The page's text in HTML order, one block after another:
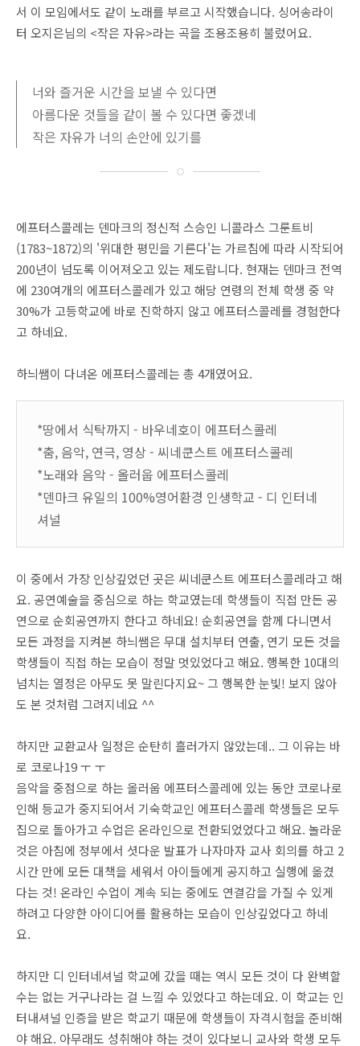
서 이 모임에서도 같이 노래를 부르고 시작했습니다. 싱어송라이
터 오지은님의 <작은 자유>라는 곡을 조용조용히 불렀어요.
너와 즐거운 시간을 보낼 수 있다면
아름다운 것들을 같이 볼 수 있다면 좋겠네
작은 자유가 너의 손안에 있기를
에프터스콜레는 덴마크의 정신적 스승인 니콜라스 그룬트비
(1783~1872)의 '위대한 평민을 기른다'는 가르침에 따라 시작되어
200년이 넘도록 이어져오고 있는 제도랍니다. 현재는 덴마크 전역
에 230여개의 에프터스콜레가 있고 해당 연령의 전체 학생 중 약
30%가 고등학교에 바로 진학하지 않고 에프터스콜레를 경험한다
고 하네요.
하늬쌤이 다녀온 에프터스콜레는 총 4개였어요.
*땅에서 식탁까지 - 바우네호이 에프터스콜레
*춤, 음악, 연극, 영상 - 씨네쿤스트 에프터스콜레
*노래와 음악 - 올러웁 에프터스콜레
*덴마크 유일의 100%영어환경 인생학교 - 디 인터네
셔널
이 중에서 가장 인상깊었던 곳은 씨네쿤스트 에프터스콜레라고 해
요. 공연예술을 중심으로 하는 학교였는데 학생들이 직접 만든 공
연으로 순회공연까지 한다고 하네요! 순회공연을 함께 다니면서
모든 과정을 지켜본 하늬쌤은 무대 설치부터 연출, 연기 모든 것을
학생들이 직접 하는 모습이 정말 멋있었다고 해요. 행복한 10대의
넘치는 열정은 아무도 못 말린다지요~ 그 행복한 눈빛! 보지 않아
도 본 것처럼 그려지네요 ^^
하지만 교환교사 일정은 순탄히 흘러가지 않았는데.. 그 이유는 바
로 코로나19 ㅜ ㅜ
음악을 중점으로 하는 올러웁 에프터스콜레에 있는 동안 코로나로
인해 등교가 중지되어서 기숙학교인 에프터스콜레 학생들은 모두
집으로 돌아가고 수업은 온라인으로 전환되었었다고 해요. 놀라운
것은 아침에 정부에서 셧다운 발표가 나자마자 교사 회의를 하고 2
시간 만에 모든 대책을 세워서 아이들에게 공지하고 실행에 옮겼
다는 것! 온라인 수업이 계속 되는 중에도 연결감을 가질 수 있게
하려고 다양한 아이디어를 활용하는 모습이 인상깊었다고 하네
요.
하지만 디 인터네셔널 학교에 갔을 때는 역시 모든 것이 다 완벽할
수는 없는 거구나라는 걸 느낄 수 있었다고 하는데요. 이 학교는 인
터내셔널 인증을 받은 학교기 때문에 학생들이 자격시험을 준비해
야 해요. 아무래도 성취해야 하는 것이 있다보니 교사와 학생 모두